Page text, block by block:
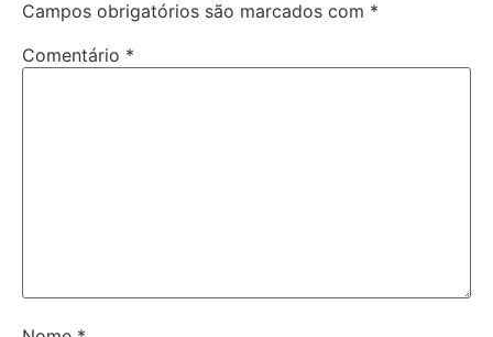
Campos obrigatórios são marcados com *
Comentário *